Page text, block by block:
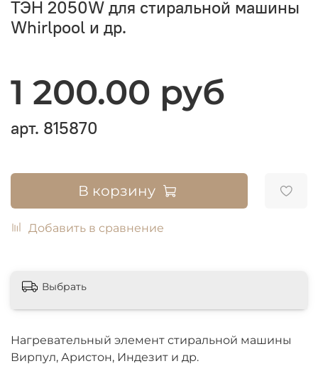
ТЭН 2050W для стиральной машины
Whirlpool и др.
1 200.00 руб
арт. 815870
В корзину
Добавить в сравнение
Нагревательный элемент стиральной машины
Вирпул, Аристон, Индезит и др.
Выбрать